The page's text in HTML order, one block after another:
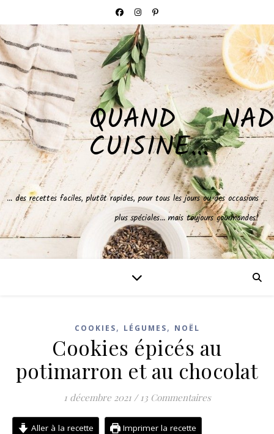
QUAND NAD
CUISINE…
… des recettes faciles, plutôt rapides, pour tous les jours ou des occasions
plus spéciales… mais toujours gourmandes!
COOKIES, LÉGUMES, NOËL
Cookies épicés au
potimarron et au chocolat
1 décembre 2021 / 13 Commentaires
Aller à la recette Imprimer la recette